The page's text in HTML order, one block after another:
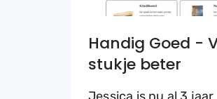
Handig Goed -
stukje beter